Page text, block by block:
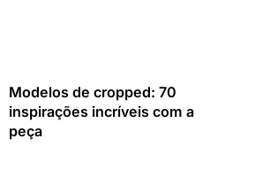
Modelos de cropped: 70
inspirações incríveis com a
peça